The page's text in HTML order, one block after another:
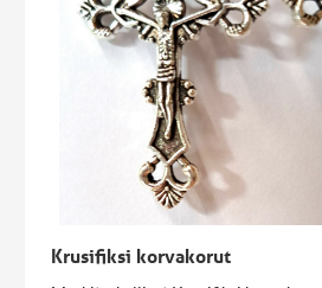
Krusifiksi korvakorut